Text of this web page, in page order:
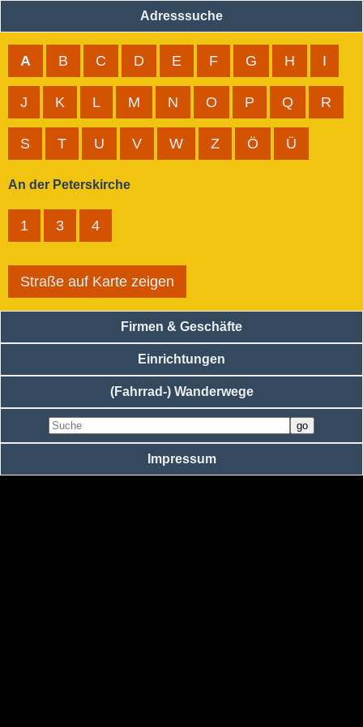
Adresssuche
A B C D E F G H I
J K L M N O P Q R
S T U V W Z Ö Ü
An der Peterskirche
1 3 4
Straße auf Karte zeigen
Firmen & Geschäfte
Einrichtungen
(Fahrrad-) Wanderwege
Impressum